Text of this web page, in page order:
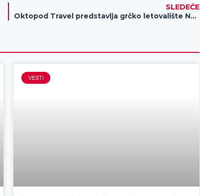
SLEDEĆE
Oktopod Travel predstavlja grčko letovalište Nea Vrasna
VESTI